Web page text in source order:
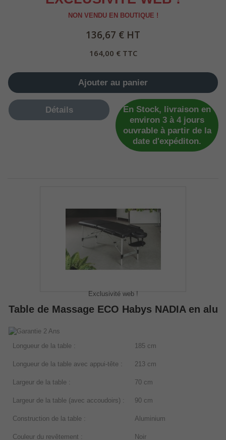
NON VENDU EN BOUTIQUE !
136,67 € HT
164,00 € TTC
Ajouter au panier
Détails
En Stock, livraison en
environ 3 à 4 jours
ouvrable à partir de la
date d'expéditon.
Exclusivité web !
Table de Massage ECO Habys NADIA en alu
Longueur de la table : 185 cm
Longueur de la table avec appui-tête : 213 cm
Largeur de la table : 70 cm
Largeur de la table (avec accoudoirs) : 90 cm
Construction de la table : Aluminium
Couleur du revêtement : Noir